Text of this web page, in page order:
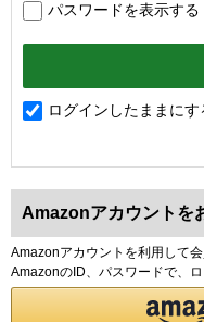
パスワードを表示する
ログインしたままにす
Amazonアカウントを
Amazonアカウントを利用して会
AmazonのID、パスワードで、